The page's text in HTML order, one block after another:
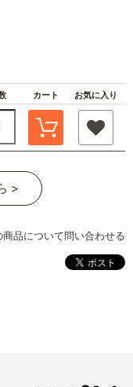
カート お気に入り
>
商品について問い合わせる